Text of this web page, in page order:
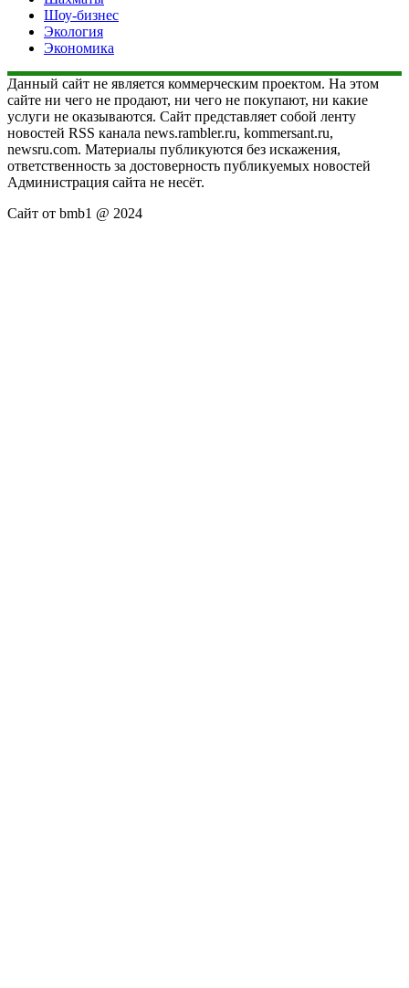
Шоу-бизнес
Экология
Экономика
Данный сайт не является коммерческим проектом. На этом
сайте ни чего не продают, ни чего не покупают, ни какие
услуги не оказываются. Сайт представляет собой ленту
новостей RSS канала news.rambler.ru, kommersant.ru,
newsru.com. Материалы публикуются без искажения,
ответственность за достоверность публикуемых новостей
Администрация сайта не несёт.
Сайт от bmb1 @ 2024